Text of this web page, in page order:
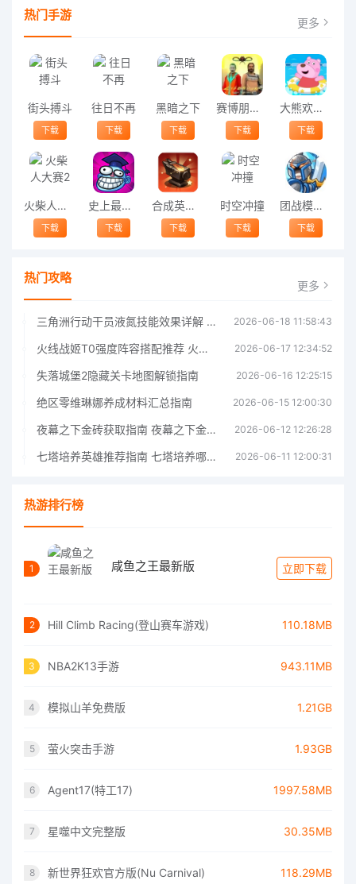
热门手游 更多
街头搏斗
下载
往日不再
下载
黑暗之下
下载
赛博朋克城逃脱游戏
下载
大熊欢乐水世界最新版
下载
火柴人大赛2
下载
史上最愚蠢的测试手机版
下载
合成英雄格斗王最新版
下载
时空冲撞
下载
团战模拟器最新版
下载
热门攻略 更多
三角洲行动干员液氮技能效果详解 三角洲行动干员液氮技能介绍 2026-06-18 11:58:43
火线战姬T0强度阵容搭配推荐 火线战姬T0强度阵容哪个好 2026-06-17 12:34:52
失落城堡2隐藏关卡地图解锁指南 2026-06-16 12:25:15
绝区零维琳娜养成材料汇总指南 2026-06-15 12:00:30
夜幕之下金砖获取指南 夜幕之下金砖获取方法 2026-06-12 12:26:28
七塔培养英雄推荐指南 七塔培养哪个英雄好 2026-06-11 12:00:31
热游排行榜
1 咸鱼之王最新版 立即下载
2 Hill Climb Racing(登山赛车游戏) 110.18MB
3 NBA2K13手游 943.11MB
4 模拟山羊免费版 1.21GB
5 萤火突击手游 1.93GB
6 Agent17(特工17) 1997.58MB
7 星噬中文完整版 30.35MB
8 新世界狂欢官方版(Nu Carnival) 118.29MB